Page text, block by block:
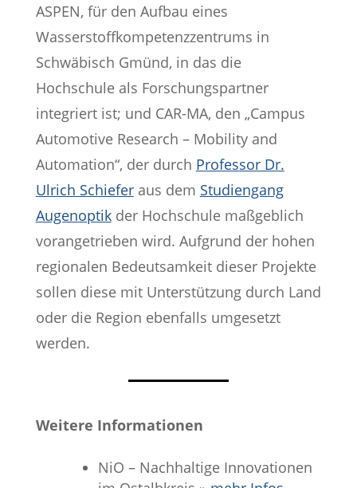
ASPEN, für den Aufbau eines
Wasserstoffkompetenzzentrums in
Schwäbisch Gmünd, in das die
Hochschule als Forschungspartner
integriert ist; und CAR-MA, den „Campus
Automotive Research – Mobility and
Automation“, der durch Professor Dr.
Ulrich Schieferaus dem Studiengang
Augenoptikder Hochschule maßgeblich
vorangetrieben wird. Aufgrund der hohen
regionalen Bedeutsamkeit dieser Projekte
sollen diese mit Unterstützung durch Land
oder die Region ebenfalls umgesetzt
werden.
Weitere Informationen
NiO – Nachhaltige Innovationen